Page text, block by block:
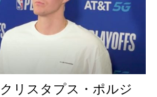
クリスタプス・ポルジ